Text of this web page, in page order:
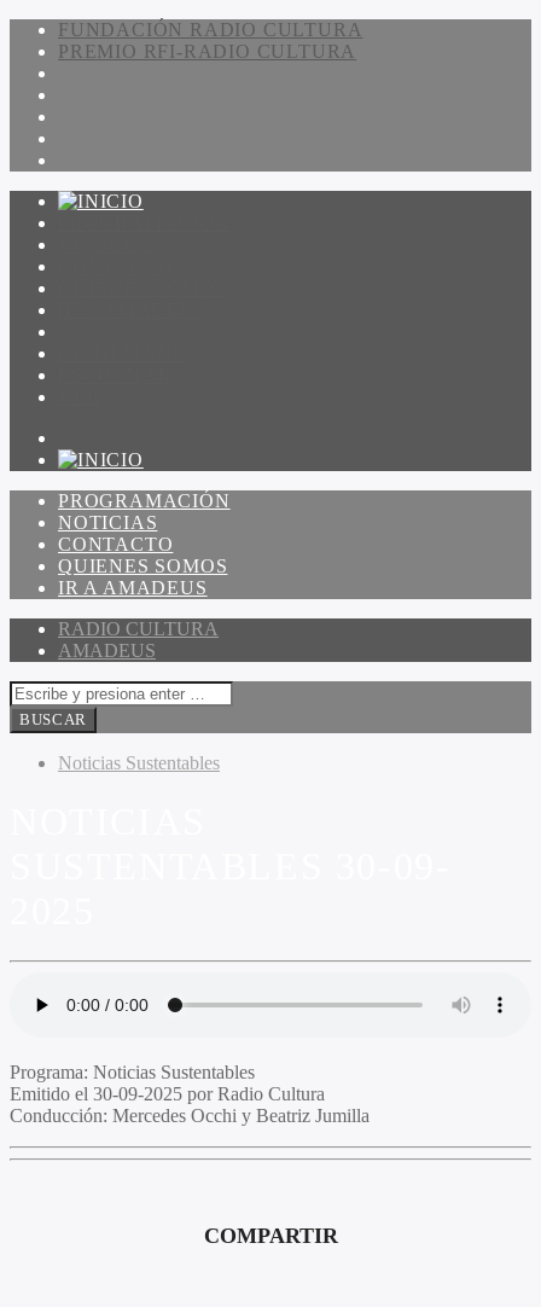
FUNDACIÓN RADIO CULTURA
PREMIO RFI-RADIO CULTURA
PROGRAMACIÓN
NOTICIAS
CONTACTO
QUIENES SOMOS
IR A AMADEUS
RADIO CULTURA
AMADEUS
Noticias Sustentables
Programa: Noticias Sustentables
Emitido el 30-09-2025 por Radio Cultura
Conducción: Mercedes Occhi y Beatriz Jumilla
COMPARTIR